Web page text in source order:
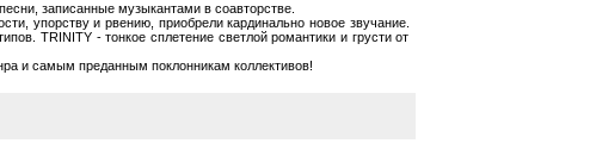
записанные музыкантами в соавторстве.
упорству и рвению, приобрели кардинально новое звучание.
TRINITY - тонкое сплетение светлой романтики и грусти от
и самым преданным поклонникам коллективов!